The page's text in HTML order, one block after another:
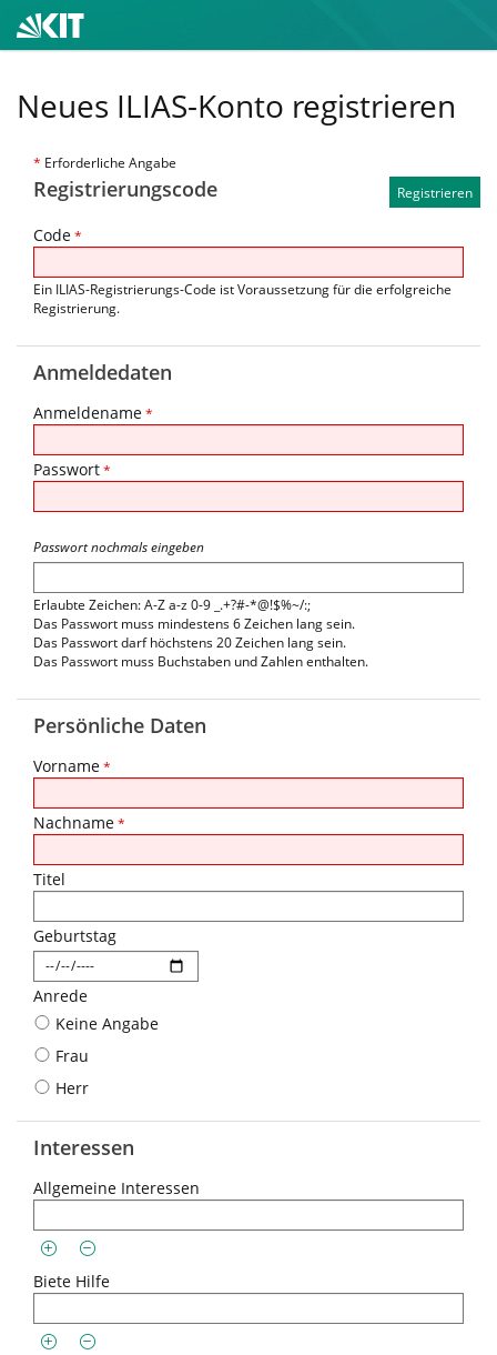
Neues ILIAS-Konto registrieren
* Erforderliche Angabe
Registrierungscode
Code*
Ein ILIAS-Registrierungs-Code ist Voraussetzung für die erfolgreiche
Registrierung.
Anmeldedaten
Anmeldename*
Passwort*
Passwort nochmals eingeben
Erlaubte Zeichen: A-Z a-z 0-9 _.+?#-*@!$%~/:;
Das Passwort muss mindestens 6 Zeichen lang sein.
Das Passwort darf höchstens 20 Zeichen lang sein.
Das Passwort muss Buchstaben und Zahlen enthalten.
Persönliche Daten
Vorname*
Nachname*
Titel
Geburtstag
Anrede
Keine Angabe
Frau
Herr
Interessen
Allgemeine Interessen
Biete Hilfe